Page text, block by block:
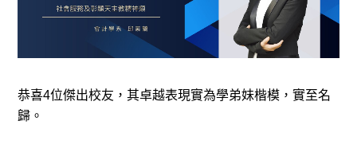
恭喜4位傑出校友，其卓越表現實為學弟妹楷模，實至名
歸。